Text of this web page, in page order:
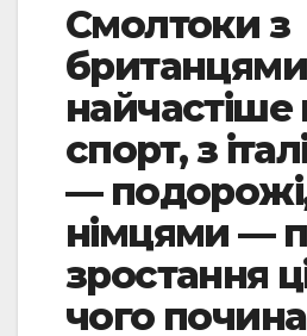
Смолтоки з
британцями
найчастіше
спорт, з
—
німцями —
зростання
чого